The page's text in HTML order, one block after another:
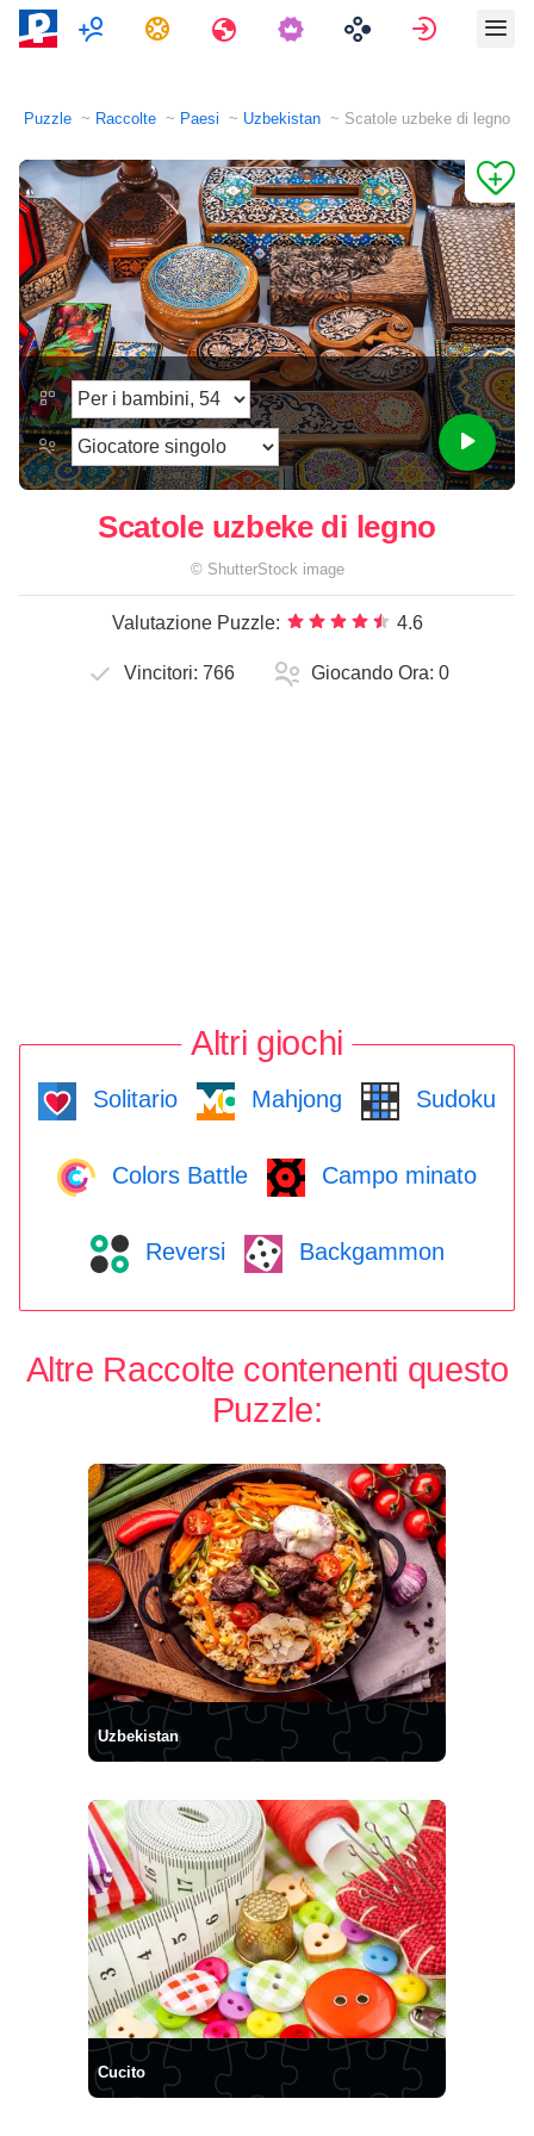
Multigiocatore
Compiti Viaggi Accedi
Puzzle Raccolte Paesi Uzbekistan Scatole uzbeke di legno
Scatole uzbeke di legno
© ShutterStock image
Valutazione Puzzle: 4.6
Vincitori: 766 Giocando Ora: 0
Altri giochi
Solitario Mahjong Sudoku
Colors Battle Campo minato
Reversi Backgammon
Altre Raccolte contenenti questo
Puzzle:
Uzbekistan
Cucito